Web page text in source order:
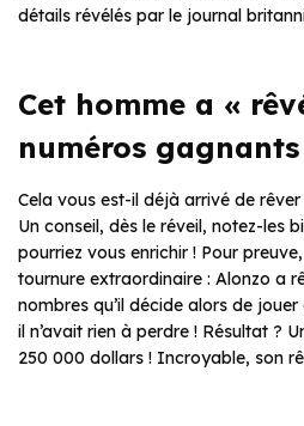
détails révélés par le journal
Cet homme a «
numéros
Cela vous est-il déjà arrivé de
Un conseil, dès le réveil, notez-les
pourriez vous enrichir ! Pour
tournure extraordinaire : Alonzo a
nombres qu’il décide alors de jouer
il n’avait rien à perdre ! Résultat ?
250 000 dollars ! Incroyable, son